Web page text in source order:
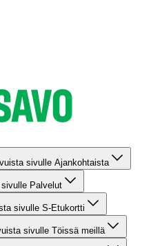
sivulle Ajankohtaista
Palvelut
sivulle S-Etukortti
sivulle Töissä meillä